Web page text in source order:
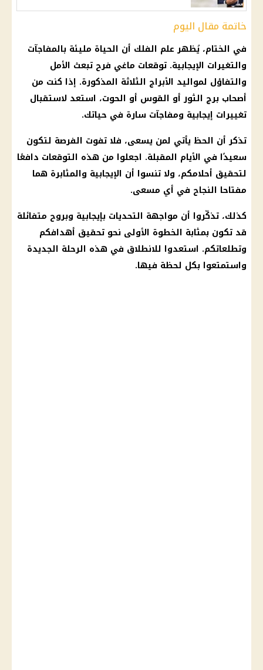
خاتمة مقال اليوم
في الختام، يُظهرعلم الفلك أن الحياة مليئة بالمفاجآت
والتغيرات الإيجابية. توقعات ماغي فرح تبعث الأمل
والتفاؤل لمواليد الأبراج الثلاثة المذكورة. إذا كنت من
أصحاب برج الثورأو القوس أو الحوت، استعد لاستقبال
تغييرات إيجابية ومفاجآت سارة في حياتك.
تذكر أن الحظ يأتي لمن يسعى، فلا تفوت الفرصة لتكون
سعيدًا في الأيام المقبلة. اجعلوا من هذه التوقعات دافعًا
لتحقيق أحلامكم، ولا تنسوا أن الإيجابية والمثابرة هما
مفتاحا النجاح في أي مسعى.
كذلك، تذكّروا أن مواجهة التحديات بإيجابية وبروح متفائلة
قد تكون بمثابة الخطوة الأولى نحو تحقيق أهدافكم
وتطلعاتكم. استعدوا للانطلاق في هذه الرحلة الجديدة
واستمتعوا بكل لحظة فيها.